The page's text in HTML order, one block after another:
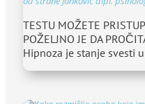
TESTU MOŽETE
POŽELJNO JE DA
Hipnoza je stanje svesti